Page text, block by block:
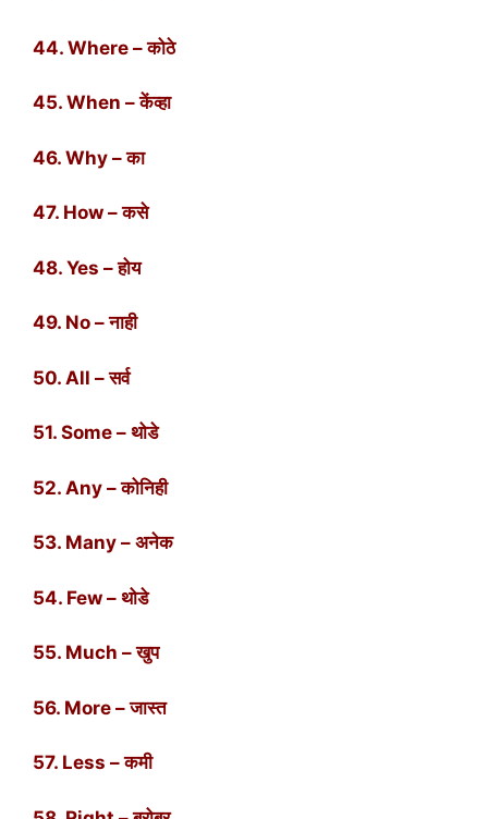
44. Where – कोठे
45. When – केंव्हा
46. Why – का
47. How – कसे
48. Yes – होय
49. No – नाही
50. All – सर्व
51. Some – थोडे
52. Any – कोनिही
53. Many – अनेक
54. Few – थोडे
55. Much – खुप
56. More – जास्त
57. Less – कमी